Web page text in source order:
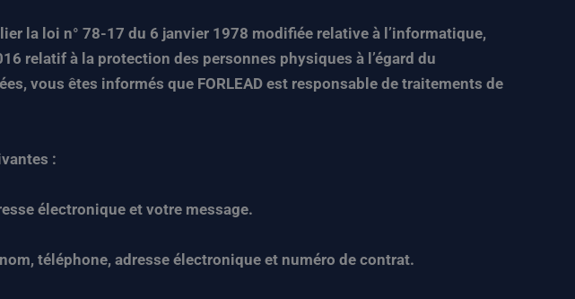
la loi n° 78-17 du 6 janvier 1978 modifiée relative à l’informatique,
relatif à la protection des personnes physiques à l’égard du
vous êtes informés que FORLEAD est responsable de traitements de
:
électronique et votre message.
téléphone, adresse électronique et numéro de contrat.